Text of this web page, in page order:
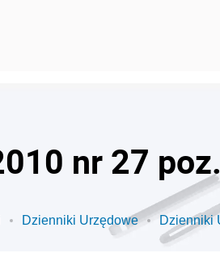
nr 27
Dzienniki Urzędowe Dzienniki